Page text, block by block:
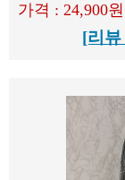
가격 : 24,900원
[리